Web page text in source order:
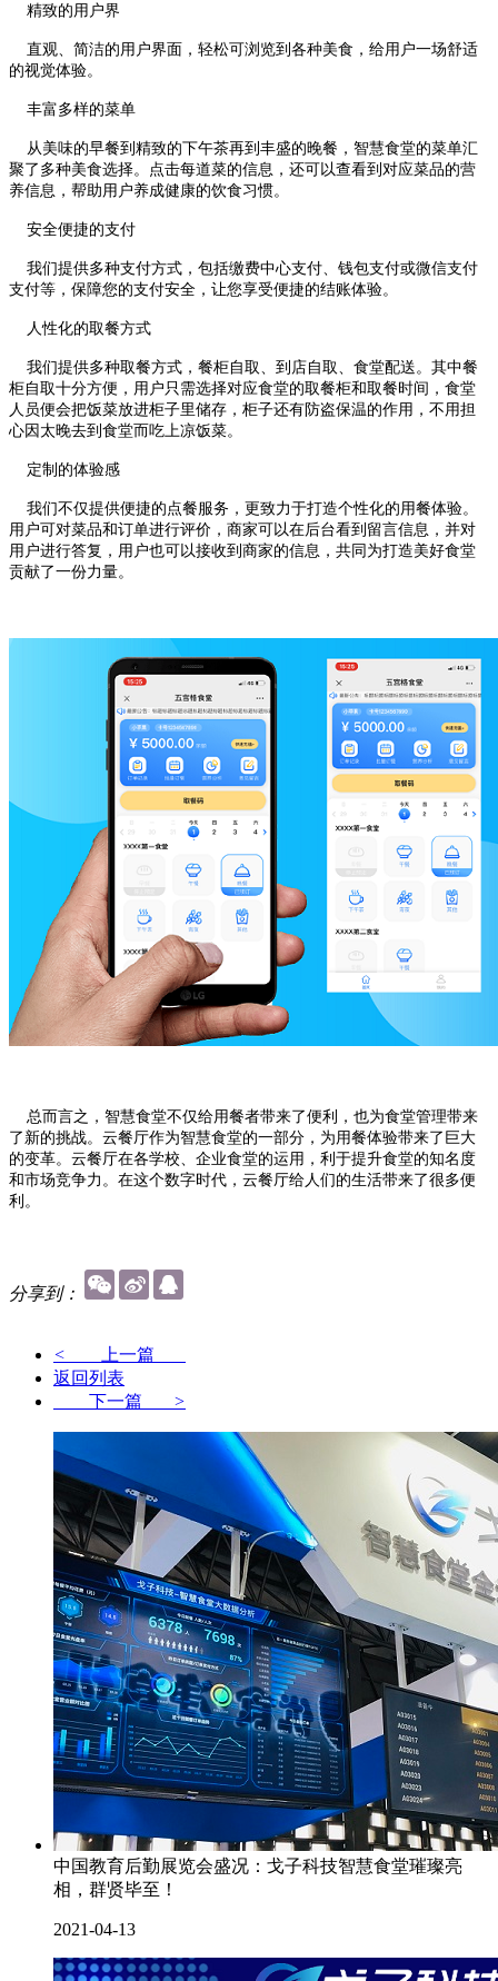
精致的用户界
直观、简洁的用户界面，轻松可浏览到各种美食，给用户一场舒适
的视觉体验。
丰富多样的菜单
从美味的早餐到精致的下午茶再到丰盛的晚餐，智慧食堂的菜单汇
聚了多种美食选择。点击每道菜的信息，还可以查看到对应菜品的营
养信息，帮助用户养成健康的饮食习惯。
安全便捷的支付
我们提供多种支付方式，包括缴费中心支付、钱包支付或微信支付
支付等，保障您的支付安全，让您享受便捷的结账体验。
人性化的取餐方式
我们提供多种取餐方式，餐柜自取、到店自取、食堂配送。其中餐
柜自取十分方便，用户只需选择对应食堂的取餐柜和取餐时间，食堂
人员便会把饭菜放进柜子里储存，柜子还有防盗保温的作用，不用担
心因太晚去到食堂而吃上凉饭菜。
定制的体验感
我们不仅提供便捷的点餐服务，更致力于打造个性化的用餐体验。
用户可对菜品和订单进行评价，商家可以在后台看到留言信息，并对
用户进行答复，用户也可以接收到商家的信息，共同为打造美好食堂
贡献了一份力量。
总而言之，智慧食堂不仅给用餐者带来了便利，也为食堂管理带来
了新的挑战。云餐厅作为智慧食堂的一部分，为用餐体验带来了巨大
的变革。云餐厅在各学校、企业食堂的运用，利于提升食堂的知名度
和市场竞争力。在这个数字时代，云餐厅给人们的生活带来了很多便
利。
分享到：
< 上一篇
返回列表
下一篇 >
中国教育后勤展览会盛况：戈子科技智慧食堂璀璨亮
相，群贤毕至！
2021-04-13